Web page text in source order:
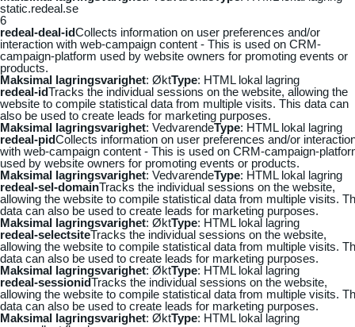
static.redeal.se
6
redeal-deal-idCollects information on user preferences and/or
interaction with web-campaign content - This is used on CRM-
campaign-platform used by website owners for promoting events or
products.
Maksimal lagringsvarighet: ØktType: HTML lokal lagring
redeal-idTracks the individual sessions on the website, allowing the
website to compile statistical data from multiple visits. This data can
also be used to create leads for marketing purposes.
Maksimal lagringsvarighet: VedvarendeType: HTML lokal lagring
redeal-pidCollects information on user preferences and/or
with web-campaign content - This is used on CRM-campaign-
used by website owners for promoting events or products.
Maksimal lagringsvarighet: VedvarendeType: HTML lokal lagring
redeal-sel-domainTracks the individual sessions on the website,
allowing the website to compile statistical data from multiple visits.
data can also be used to create leads for marketing purposes.
Maksimal lagringsvarighet: ØktType: HTML lokal lagring
redeal-selectsiteTracks the individual sessions on the website,
allowing the website to compile statistical data from multiple visits.
data can also be used to create leads for marketing purposes.
Maksimal lagringsvarighet: ØktType: HTML lokal lagring
redeal-sessionidTracks the individual sessions on the website,
allowing the website to compile statistical data from multiple visits.
data can also be used to create leads for marketing purposes.
Maksimal lagringsvarighet: ØktType: HTML lokal lagring